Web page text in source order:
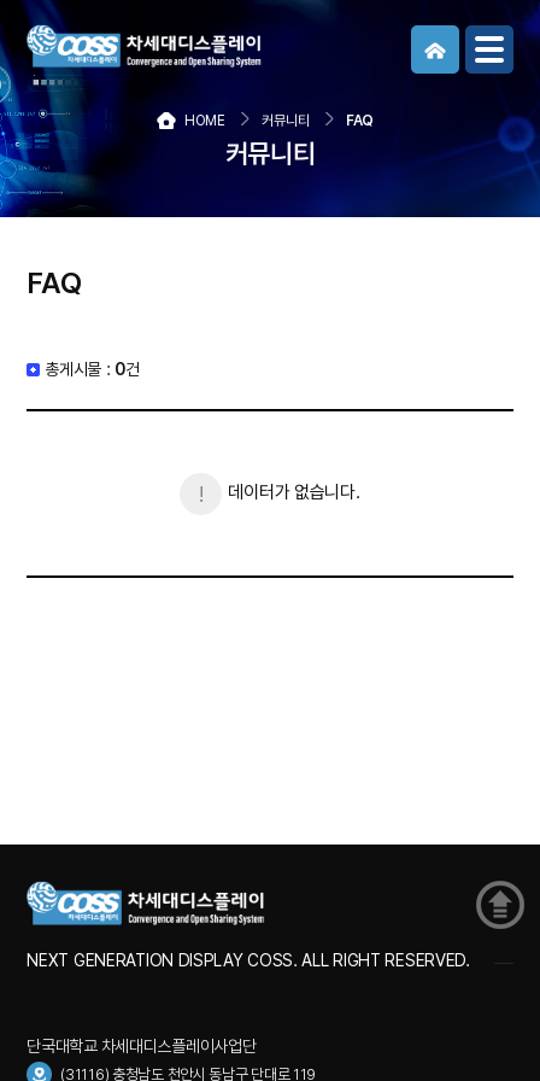
메뉴보기
HOME 커뮤니티 FAQ
커뮤니티
FAQ
총게시물 : 0건
데이터가 없습니다.
NEXT GENERATION DISPLAY COSS. ALL RIGHT RESERVED.
단국대학교 차세대디스플레이사업단
(31116) 충청남도 천안시 동남구 단대로 119